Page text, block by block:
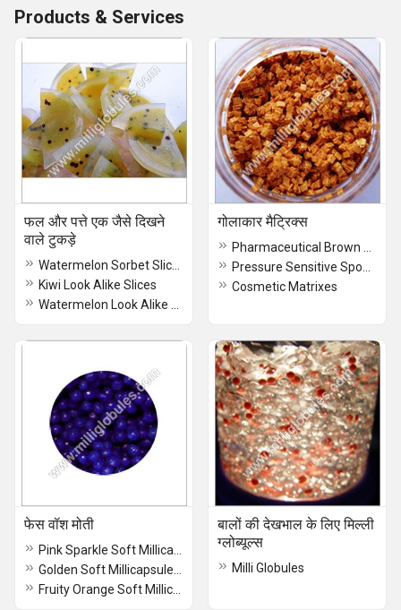
Products & Services
फल और पत्ते एक जैसे दिखने
वाले टुकड़े
Kiwi Look Alike Slices
गोलाकार मैट्रिक्स
Cosmetic Matrixes
फेस वॉश मोती
बालों की देखभाल के लिए मिल्ली
ग्लोब्यूल्स
Milli Globules